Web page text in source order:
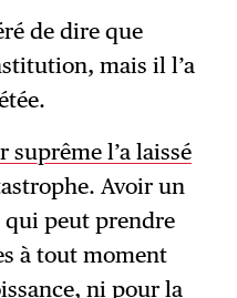
de dire que
mais il l’a
suprême l’a laissé
Avoir un
peut prendre
à tout moment
ni pour la